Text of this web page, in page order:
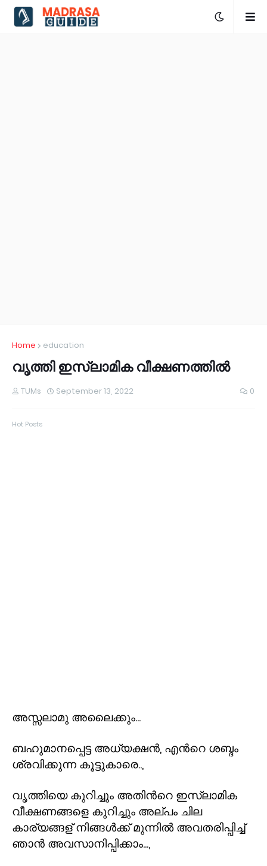
Home education
വൃത്തി ഇസ്ലാമിക വീക്ഷണത്തിൽ
TUMs September 13, 2022 0
Hot Posts
അസ്സലാമു അലൈക്കും...
ബഹുമാനപ്പെട്ട അധ്യക്ഷൻ, എൻറെ ശബ്ദം
ശ്രവിക്കുന്ന കൂട്ടുകാരെ..,
വൃത്തിയെ കുറിച്ചും അതിൻറെ ഇസ്ലാമിക
വീക്ഷണങ്ങളെ കുറിച്ചും അല്പം ചില
കാര്യങ്ങള് നിങ്ങൾക്ക് മുന്നിൽ അവതരിപ്പിച്ച്
ഞാൻ അവസാനിപ്പിക്കാം...,